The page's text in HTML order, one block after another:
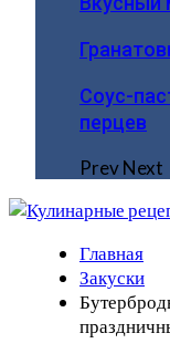
Соус-
перцев
PrevNext
Главная
Закуски